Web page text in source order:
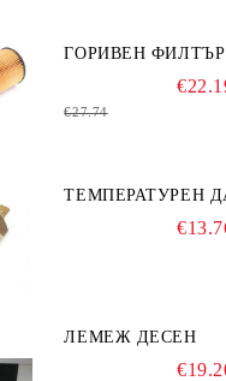
ГОРИВЕН ФИЛТЪР
€27.74
ТЕМПЕРАТУРЕН
ЛЕМЕЖ ДЕСЕН